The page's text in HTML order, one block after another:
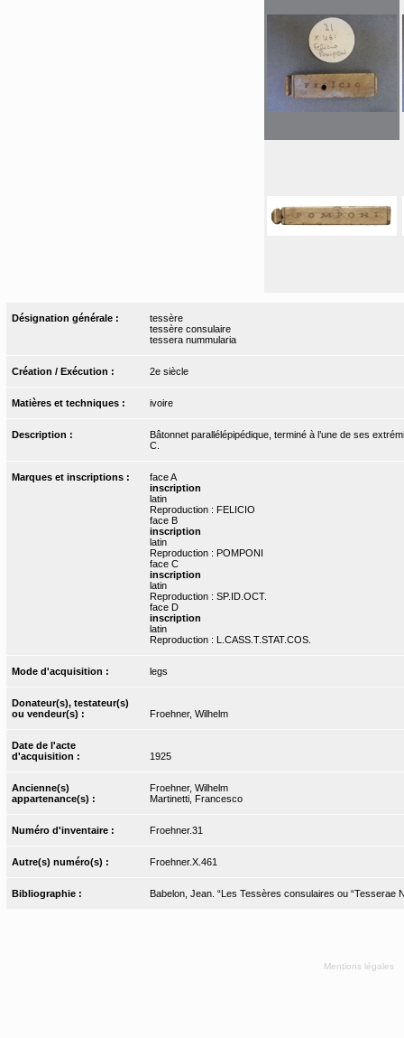
Désignation générale :
tessère
tessère consulaire
tessera nummularia
Création / Exécution : 2e siècle
Matières et techniques : ivoire
Description :
Bâtonnet parallélépipédique, terminé à l’une de ses
C.
Marques et inscriptions :
face A
inscription
latin
Reproduction : FELICIO
face B
inscription
latin
Reproduction : POMPONI
face C
inscription
latin
Reproduction : SP.ID.OCT.
face D
inscription
latin
Reproduction : L.CASS.T.STAT.COS.
Mode d'acquisition : legs
Donateur(s), testateur(s)
ou vendeur(s) :
Froehner, Wilhelm
Date de l'acte
d'acquisition :
1925
Ancienne(s)
appartenance(s) :
Froehner, Wilhelm
Martinetti, Francesco
Numéro d'inventaire : Froehner.31
Autre(s) numéro(s) : Froehner.X.461
Bibliographie : Babelon, Jean. “Les Tessères consulaires ou “Tesserae
Mentions légales